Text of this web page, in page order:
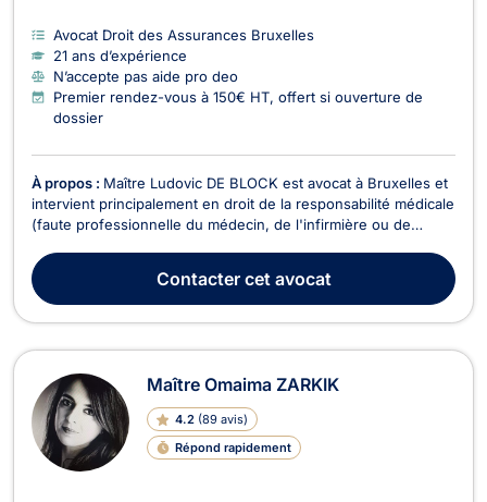
Avocat Droit des Assurances Bruxelles
21 ans d’expérience
N’accepte pas aide pro deo
Premier rendez-vous à 150€ HT, offert si ouverture de
dossier
À propos : Maître Ludovic DE BLOCK est avocat à Bruxelles et
intervient principalement en droit de la responsabilité médicale
(faute professionnelle du médecin, de l'infirmière ou de
En droit de la responsabilité médicale, l'avocat Ludovic DE
BLOCK se charge pour les vict...
Contactercet avocat
Maître Omaima ZARKIK
4.2 (89 avis)
Répond rapidement